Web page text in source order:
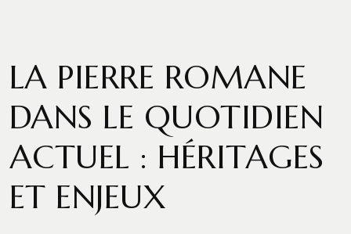
LA PIERRE ROMANE
DANS LE QUOTIDIEN
ACTUEL : HÉRITAGES
ET ENJEUX